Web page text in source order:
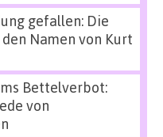
gefallen: Die
Namen von Kurt
Bettelverbot:
von